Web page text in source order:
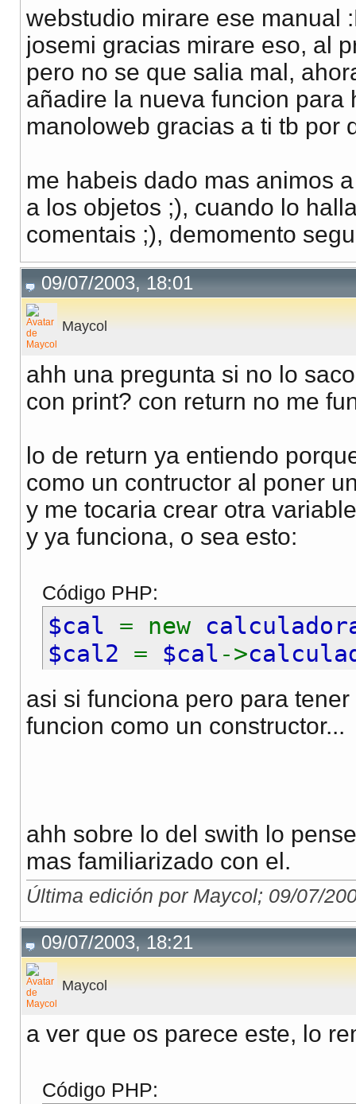
webstudio mirare ese manual
josemi gracias mirare eso, al
pero no se que salia mal,
añadire la nueva funcion para
manoloweb gracias a ti tb por
me habeis dado mas animos
a los objetos ;), cuando lo
comentais ;), demomento
09/07/2003, 18:01
Maycol
ahh una pregunta si no lo
con print? con return no me
lo de return ya entiendo
como un contructor al poner
y me tocaria crear otra
y ya funciona, o sea esto:
Código PHP:
$cal = new
$cal2 = $cal ->
asi si funciona pero para
funcion como un constructor...
ahh sobre lo del swith lo
mas familiarizado con el.
Última edición por Maycol; 09/07/
09/07/2003, 18:21
Maycol
a ver que os parece este, lo
Código PHP: